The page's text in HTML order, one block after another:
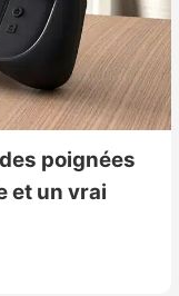
poignées
et un vrai